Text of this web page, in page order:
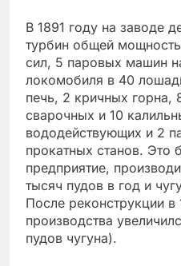
В 1891 году на заводе
турбин общей
сил, 5 паровых машин
локомобиля в 40
печь, 2 кричных горна,
сварочных и 10
вододействующих и 2
прокатных станов. Это
предприятие,
тысяч пудов в год и
После реконструкции в
производства
пудов чугуна).